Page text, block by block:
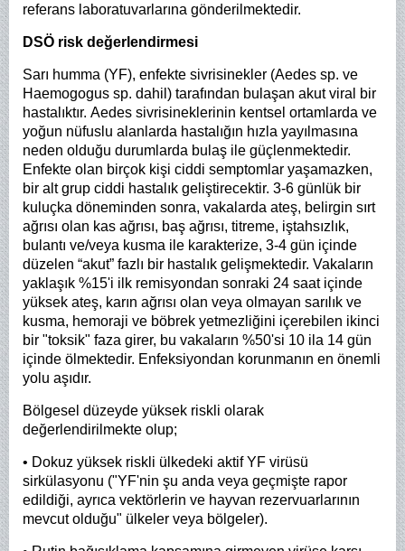
referans laboratuvarlarına gönderilmektedir.
DSÖ risk değerlendirmesi
Sarı humma (YF), enfekte sivrisinekler (Aedes sp. ve
Haemogogus sp. dahil) tarafından bulaşan akut viral bir
hastalıktır. Aedes sivrisineklerinin kentsel ortamlarda ve
yoğun nüfuslu alanlarda hastalığın hızla yayılmasına
neden olduğu durumlarda bulaş ile güçlenmektedir.
Enfekte olan birçok kişi ciddi semptomlar yaşamazken,
bir alt grup ciddi hastalık geliştirecektir. 3-6 günlük bir
kuluçka döneminden sonra, vakalarda ateş, belirgin sırt
ağrısı olan kas ağrısı, baş ağrısı, titreme, iştahsızlık,
bulantı ve/veya kusma ile karakterize, 3-4 gün içinde
düzelen “akut” fazlı bir hastalık gelişmektedir. Vakaların
yaklaşık %15'i ilk remisyondan sonraki 24 saat içinde
yüksek ateş, karın ağrısı olan veya olmayan sarılık ve
kusma, hemoraji ve böbrek yetmezliğini içerebilen ikinci
bir "toksik" faza girer, bu vakaların %50'si 10 ila 14 gün
içinde ölmektedir. Enfeksiyondan korunmanın en önemli
yolu aşıdır.
Bölgesel düzeyde yüksek riskli olarak
değerlendirilmekte olup;
• Dokuz yüksek riskli ülkedeki aktif YF virüsü
sirkülasyonu ("YF'nin şu anda veya geçmişte rapor
edildiği, ayrıca vektörlerin ve hayvan rezervuarlarının
mevcut olduğu" ülkeler veya bölgeler).